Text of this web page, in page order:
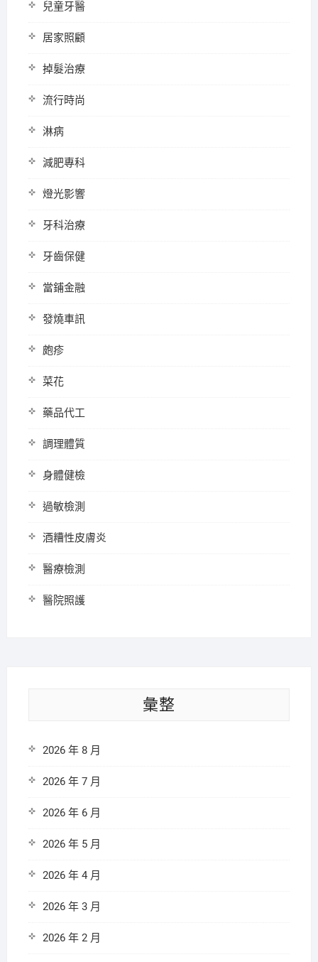
兒童牙醫
居家照顧
掉髮治療
流行時尚
淋病
減肥專科
燈光影響
牙科治療
牙齒保健
當鋪金融
發燒車訊
皰疹
菜花
藥品代工
調理體質
身體健檢
過敏檢測
酒糟性皮膚炎
醫療檢測
醫院照護
彙整
2026 年 8 月
2026 年 7 月
2026 年 6 月
2026 年 5 月
2026 年 4 月
2026 年 3 月
2026 年 2 月